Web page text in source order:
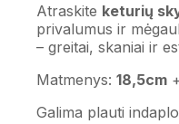
Atraskite keturių
privalumus ir
– greitai, skaniai ir
Matmenys: 18,5cm
Galima plauti